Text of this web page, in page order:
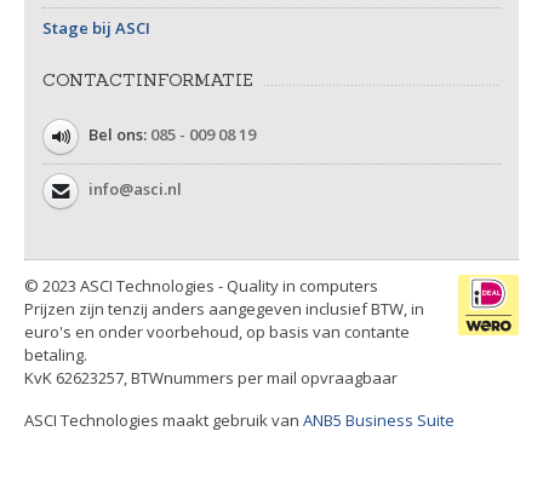
Stage bij ASCI
CONTACTINFORMATIE
Bel ons: 085 - 009 08 19
info@asci.nl
© 2023 ASCI Technologies - Quality in computers
Prijzen zijn tenzij anders aangegeven inclusief BTW, in
euro's en onder voorbehoud, op basis van contante
betaling.
KvK 62623257, BTWnummers per mail opvraagbaar
ASCI Technologies maakt gebruik van ANB5 Business Suite